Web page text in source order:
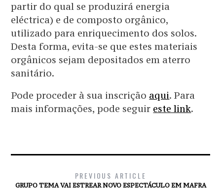
partir do qual se produzirá energia
eléctrica) e de composto orgânico,
utilizado para enriquecimento dos solos.
Desta forma, evita-se que estes materiais
orgânicos sejam depositados em aterro
sanitário.
Pode proceder à sua inscrição aqui. Para
mais informações, pode seguir este link.
PREVIOUS ARTICLE
GRUPO TEMA VAI ESTREAR NOVO ESPECTÁCULO EM MAFRA